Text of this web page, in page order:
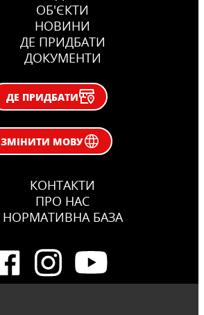
ОБ'ЄКТИ
НОВИНИ
ДЕ ПРИДБАТИ
ДОКУМЕНТИ
ДЕ ПРИДБАТИ
ЗМІНИТИ МОВУ
КОНТАКТИ
ПРО НАС
НОРМАТИВНА БАЗА